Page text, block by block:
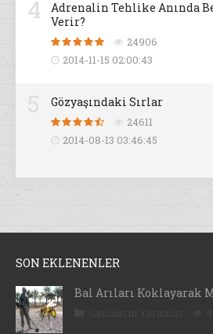
4
Adrenalin Tehlike Anında
Verir?
24906
2014-11-15 02:00:43
Gözyaşındaki Sırlar
24611
2014-08-13 03:46:45
SON EKLENENLER
Bal Arıları Koklayarak